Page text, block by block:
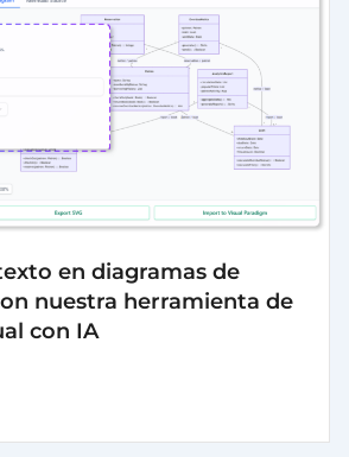
en diagramas de
nuestra herramienta de
con IA